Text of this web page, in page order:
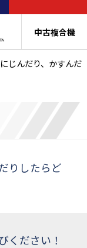
中古複合機
じんだり、かすんだ
りしたらど
ください！